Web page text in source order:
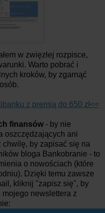
w zwięzłej rozpisce,
Warto pobrać i
kroków, by zgarnąć
z premią do 650 zł<<
finansów - by nie
oszczędzających ani
by zapisać się na
bloga Bankobranie - to
o nowościach (które
Dzięki temu zawsze
kliknij "zapisz się", by
newslettera z